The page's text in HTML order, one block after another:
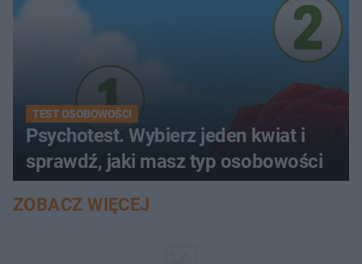
TEST OSOBOWOŚCI
Psychotest. Wybierz jeden kwiat i
sprawdź, jaki masz typ osobowości
ZOBACZ WIĘCEJ